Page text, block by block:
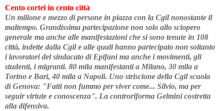
Cento cortei in cento città
Un milione e mezzo di persone in piazza con la Cgil nonostante il
maltempo. Grandissima partecipazione non solo allo sciopero
generale ma anche alle manifestazioni che si sono tenute in 108
città, indette dalla Cgil e alle quali hanno partecipato non soltanto
i lavoratori del sindacato di Epifani ma anche i movimenti, gli
studenti, i migranti. 80 mila manifestanti a Milano, 30 mila a
Torino e Bari, 40 mila a Napoli. Uno striscione della Cgil scuola
di Genova: "Fatti non fummo per viver come... Silvio, ma per
seguir virtute e conoscenza". La controriforma Gelmini costretta
alla difensiva.